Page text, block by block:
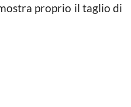
proprio il taglio di